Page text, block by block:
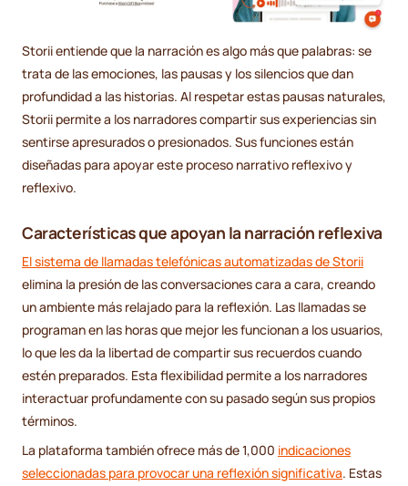
Storii entiende que la narración es algo más que palabras: se
trata de las emociones, las pausas y los silencios que dan
profundidad a las historias. Al respetar estas pausas naturales,
Storii permite a los narradores compartir sus experiencias sin
sentirse apresurados o presionados. Sus funciones están
diseñadas para apoyar este proceso narrativo reflexivo y
reflexivo.
Características que apoyan la narración reflexiva
El sistema de llamadas telefónicas automatizadas de Storii
elimina la presión de las conversaciones cara a cara, creando
un ambiente más relajado para la reflexión. Las llamadas se
programan en las horas que mejor les funcionan a los usuarios,
lo que les da la libertad de compartir sus recuerdos cuando
estén preparados. Esta flexibilidad permite a los narradores
interactuar profundamente con su pasado según sus propios
términos.
La plataforma también ofrece más de 1,000 indicaciones
seleccionadas para provocar una reflexión significativa. Estas